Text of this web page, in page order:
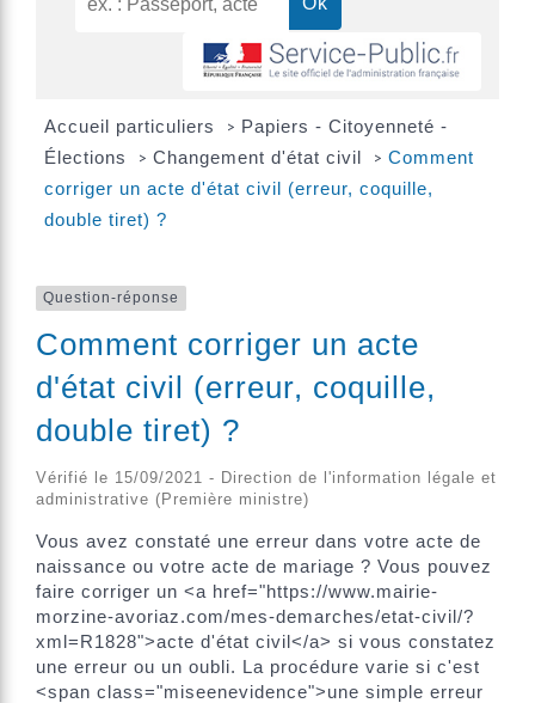
Accueil particuliers > Papiers - Citoyenneté -
Élections
> Changement d'état civil > Comment
corriger un acte d'état civil (erreur, coquille,
double tiret) ?
Question-réponse
Comment corriger un acte
d'état civil (erreur, coquille,
double tiret) ?
Vérifié le 15/09/2021 - Direction de l'information légale et
administrative (Première ministre)
Vous avez constaté une erreur dans votre acte de
naissance ou votre acte de mariage ? Vous pouvez
faire corriger un <a href="https://www.mairie-
morzine-avoriaz.com/mes-demarches/etat-civil/?
xml=R1828">acte d'état civil</a> si vous constatez
une erreur ou un oubli. La procédure varie si c'est
<span class="miseenevidence">une simple erreur